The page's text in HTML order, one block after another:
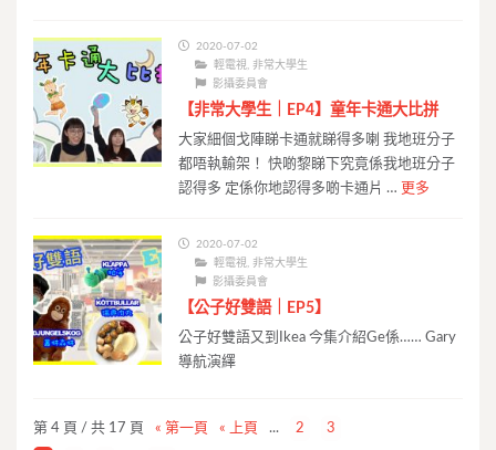
2020-07-02
輕電視, 非常大學生
影攝委員會
【非常大學生｜EP4】童年卡通大比拼
大家細個戈陣睇卡通就睇得多喇 我地班分子
都唔執輸架！ 快啲黎睇下究竟係我地班分子
認得多 定係你地認得多啲卡通片 … 更多
2020-07-02
輕電視, 非常大學生
影攝委員會
【公子好雙語｜EP5】
公子好雙語又到Ikea 今集介紹Ge係…… Gary
導航演繹
第 4 頁 / 共 17 頁 « 第一頁 « 上頁 ... 2 3